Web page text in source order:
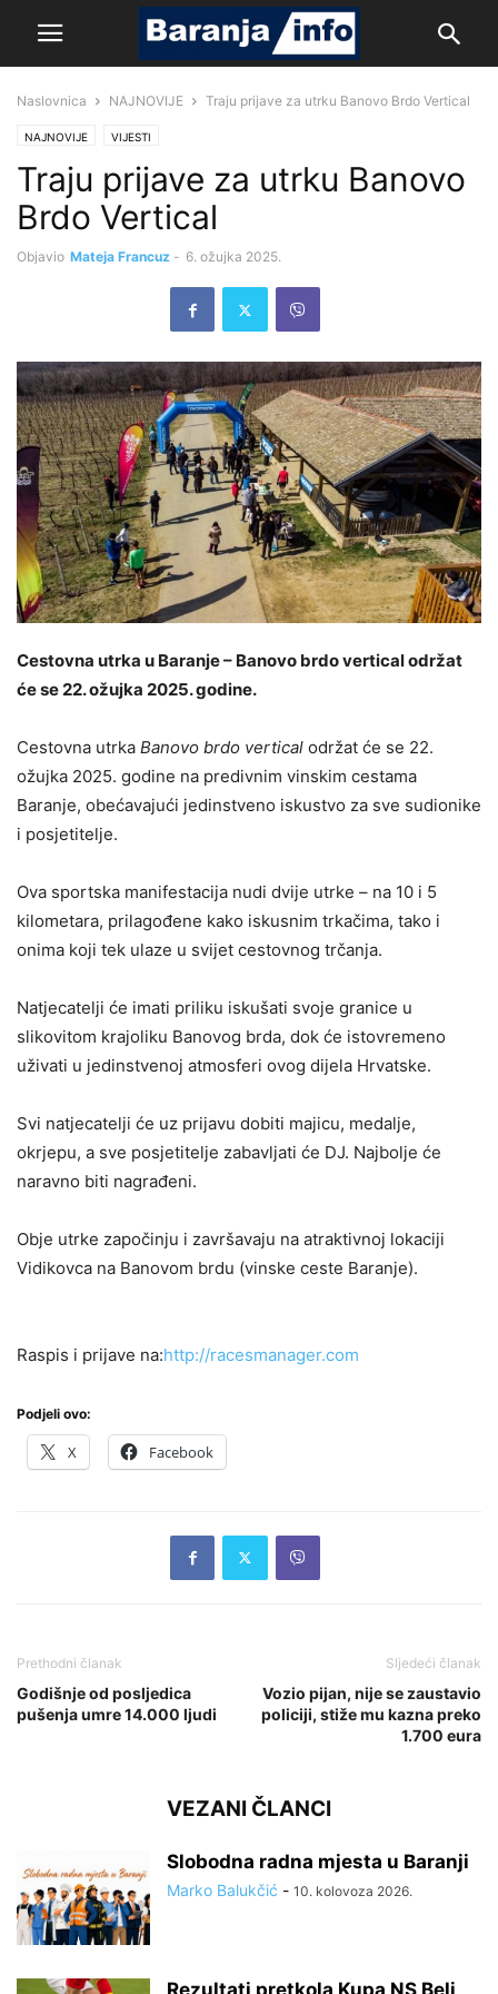
Naslovnica NAJNOVIJE Traju prijave za utrku Banovo Brdo Vertical
NAJNOVIJE VIJESTI
Traju prijave za utrku Banovo
Brdo Vertical
Objavio Mateja Francuz - 6. ožujka 2025.
Cestovna utrka u Baranje – Banovo brdo vertical održat
će se 22. ožujka 2025. godine.
Cestovna utrka Banovo brdo vertical održat će se 22.
ožujka 2025. godine na predivnim vinskim cestama
Baranje, obećavajući jedinstveno iskustvo za sve sudionike
i posjetitelje.
Ova sportska manifestacija nudi dvije utrke – na 10 i 5
kilometara, prilagođene kako iskusnim trkačima, tako i
onima koji tek ulaze u svijet cestovnog trčanja.
Natjecatelji će imati priliku iskušati svoje granice u
slikovitom krajoliku Banovog brda, dok će istovremeno
uživati u jedinstvenoj atmosferi ovog dijela Hrvatske.
Svi natjecatelji će uz prijavu dobiti majicu, medalje,
okrjepu, a sve posjetitelje zabavljati će DJ. Najbolje će
naravno biti nagrađeni.
Obje utrke započinju i završavaju na atraktivnoj lokaciji
Vidikovca na Banovom brdu (vinske ceste Baranje).
Raspis i prijave na:http://racesmanager.com
Podjeli ovo:
X Facebook
Prethodni članak
Godišnje od posljedica
pušenja umre 14.000 ljudi
Sljedeći članak
Vozio pijan, nije se zaustavio
policiji, stiže mu kazna preko
1.700 eura
VEZANI ČLANCI
Slobodna radna mjesta u Baranji
Marko Balukčić - 10. kolovoza 2026.
Rezultati pretkola Kupa NS Beli